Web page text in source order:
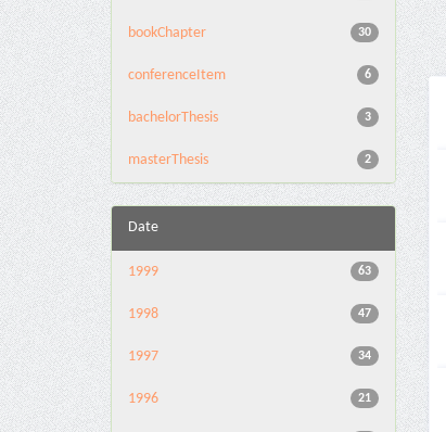
30
bookChapter
6
conferenceItem
3
bachelorThesis
2
masterThesis
Date
63
1999
47
1998
34
1997
21
1996